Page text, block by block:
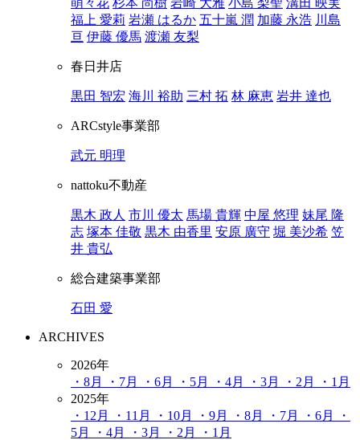
福上 愛莉 岩瀬 はるか 五十嵐 潤 加藤 永浩 川島
亘 伊藤 優馬 渡瀬 友梨
春日井店
黒田 智宏 海川 裕助 三村 拓 林 麻恵 岩井 達也
ARCstyle事業部
武元 明理
nattoku不動産
黒木 政人 市川 優太 馬場 貴輝 中屋 悠理 妹尾 隆
志 塚本 佳敬 黒木 由香里 安原 廣守 堀 美沙希 笠
井 貴弘
総合建築事業部
石田 愛
ARCHIVES
2026年
・8月
・7月 ・6月 ・5月 ・4月 ・3月 ・2月
・1月
2025年
・12月
・11月 ・10月 ・9月 ・8月 ・7月 ・6月
・
5月
・4月 ・3月 ・2月
・1月